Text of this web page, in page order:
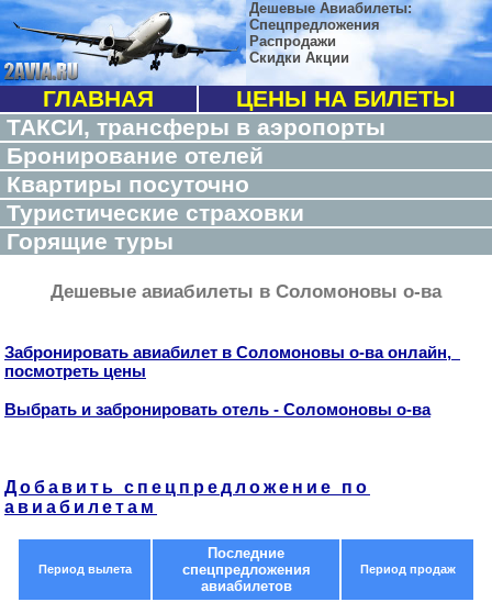
Дешевые Авиабилеты:
Спецпредложения
Распродажи
Скидки Акции
ГЛАВНАЯ
ЦЕНЫ НА БИЛЕТЫ
ТАКСИ, трансферы в аэропорты
Бронирование отелей
Квартиры посуточно
Туристические страховки
Горящие туры
Дешевые авиабилеты в Соломоновы о-ва
Забронировать авиабилет в Соломоновы о-ва онлайн,
посмотреть цены
Выбрать и забронировать отель - Соломоновы о-ва
Добавить спецпредложение по
авиабилетам
Период вылета
Последние
спецпредложения
авиабилетов
Период продаж